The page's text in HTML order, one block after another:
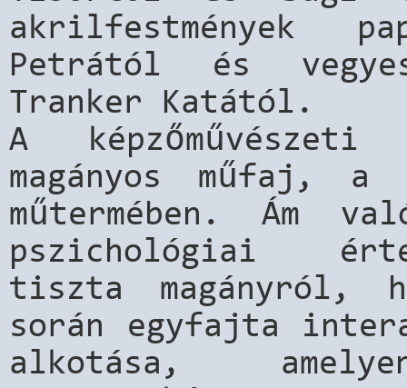
akrilfestmények
Petrától és
Tranker Katától.
A képzőművészeti
magányos műfaj, a
műtermében. Ám
pszichológiai
tiszta magányról,
során egyfajta
alkotása,